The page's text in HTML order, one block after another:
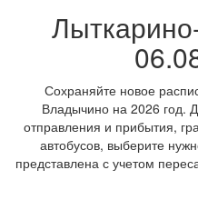
Сохраняйте новое
Владычино на 2026 год.
отправления и прибытия,
автобусов, выберите
представлена с учетом